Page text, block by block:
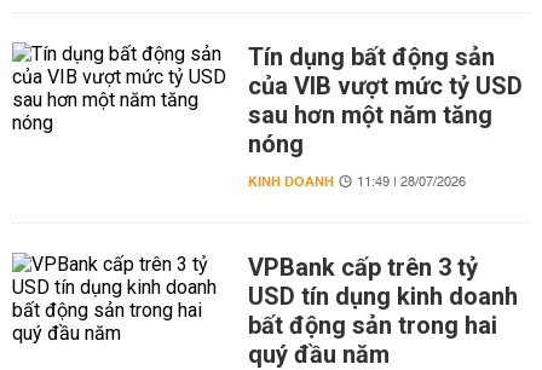
Tín dụng bất động sản
của VIB vượt mức tỷ USD
sau hơn một năm tăng
nóng
KINH DOANH 11:49 | 28/07/2026
VPBank cấp trên 3 tỷ
USD tín dụng kinh doanh
bất động sản trong hai
quý đầu năm